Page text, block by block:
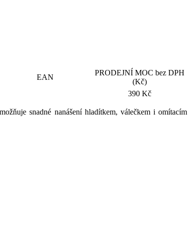
EAN
PRODEJNÍ MOC bez DPH
(Kč)
390 Kč
snadné nanášení hladítkem, válečkem i omítacím